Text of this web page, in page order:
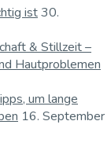
ist30.
& Stillzeit –
Hautproblemen
um lange
16. September